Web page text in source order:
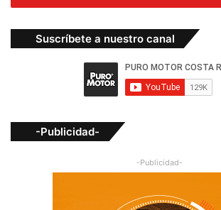
Suscríbete a nuestro canal
-Publicidad-
-Publicidad-